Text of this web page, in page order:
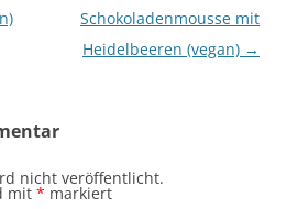
Schokoladenmousse mit
Heidelbeeren (vegan) →
nicht veröffentlicht.
mit * markiert